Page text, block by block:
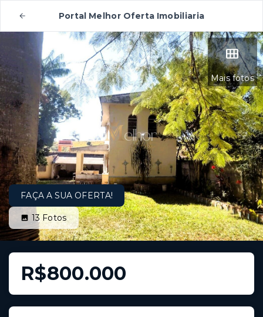
Portal Melhor Oferta Imobiliaria
Mais fotos
FAÇA A SUA OFERTA!
13 Fotos
R$800.000